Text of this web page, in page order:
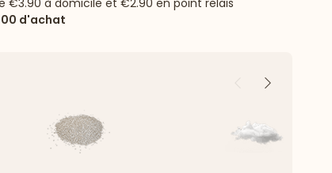
€3.90 à domicile et €2.90 en point relais
d'achat
PrécédentSuivant